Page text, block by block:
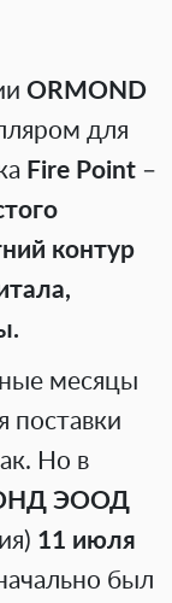
ORMOND
для
Fire Point –
контур
месяцы
поставки
Но в
ЭООД
11 июля
был